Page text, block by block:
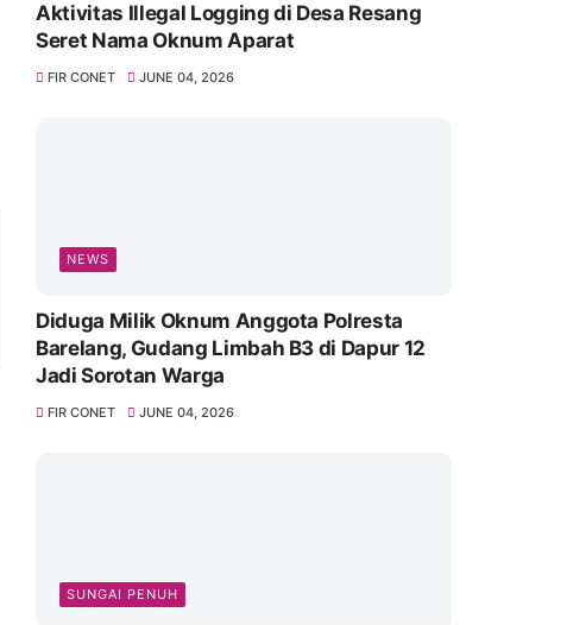
Aktivitas Illegal Logging di Desa Resang
Seret Nama Oknum Aparat
FIR CONET JUNE 04, 2026
NEWS
Diduga Milik Oknum Anggota Polresta
Barelang, Gudang Limbah B3 di Dapur 12
Jadi Sorotan Warga
FIR CONET JUNE 04, 2026
SUNGAI PENUH